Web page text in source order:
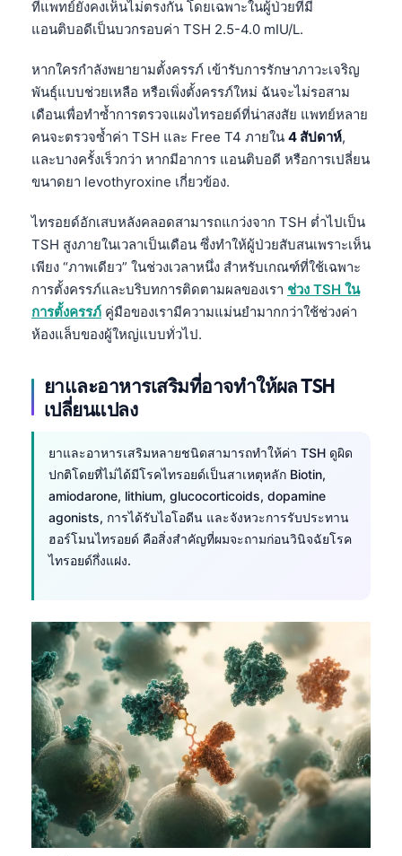
ที่แพทย์ยังคงเห็นไม่ตรงกัน โดยเฉพาะในผู้ป่วยที่มี
แอนติบอดีเป็นบวกรอบค่า TSH 2.5-4.0 mIU/L.
หากใครกำลังพยายามตั้งครรภ์ เข้ารับการรักษาภาวะเจริญ
พันธุ์แบบช่วยเหลือ หรือเพิ่งตั้งครรภ์ใหม่ ฉันจะไม่รอสาม
เดือนเพื่อทำซ้ำการตรวจแผงไทรอยด์ที่น่าสงสัย แพทย์หลาย
คนจะตรวจซ้ำค่า TSH และ Free T4 ภายใน 4 สัปดาห์,
และบางครั้งเร็วกว่า หากมีอาการ แอนติบอดี หรือการเปลี่ยน
ขนาดยา levothyroxine เกี่ยวข้อง.
ไทรอยด์อักเสบหลังคลอดสามารถแกว่งจาก TSH ต่ำไปเป็น
TSH สูงภายในเวลาเป็นเดือน ซึ่งทำให้ผู้ป่วยสับสนเพราะเห็น
เพียง “ภาพเดียว” ในช่วงเวลาหนึ่ง สำหรับเกณฑ์ที่ใช้เฉพาะ
การตั้งครรภ์และบริบทการติดตามผลของเรา ช่วง TSH ใน
การตั้งครรภ์ คู่มือของเรามีความแม่นยำมากกว่าใช้ช่วงค่า
ห้องแล็บของผู้ใหญ่แบบทั่วไป.
ยาและอาหารเสริมที่อาจทำให้ผล TSH
เปลี่ยนแปลง
ยาและอาหารเสริมหลายชนิดสามารถทำให้ค่า TSH ดูผิด
ปกติโดยที่ไม่ได้มีโรคไทรอยด์เป็นสาเหตุหลัก Biotin,
amiodarone, lithium, glucocorticoids, dopamine
agonists, การได้รับไอโอดีน และจังหวะการรับประทาน
ฮอร์โมนไทรอยด์ คือสิ่งสำคัญที่ผมจะถามก่อนวินิจฉัยโรค
ไทรอยด์กึ่งแฝง.
ဗမာစာ
ភាសាខ្មែរ
Kiswahili
አማርኛ
Українська
O‘zbekcha
Català
Қазақ тілі
Hrvatski
Slovenčina
پښتو
سنڌي
සිංහල
অসমীয়া
Latviešu valoda
Македонски јазик
Euskara
Gàidhlig
Occitan
العربية المغربية
Afrikaans
Монгол
ພາສາລາວ
Basa Jawa
Cebuano
ئۇيغۇرچە